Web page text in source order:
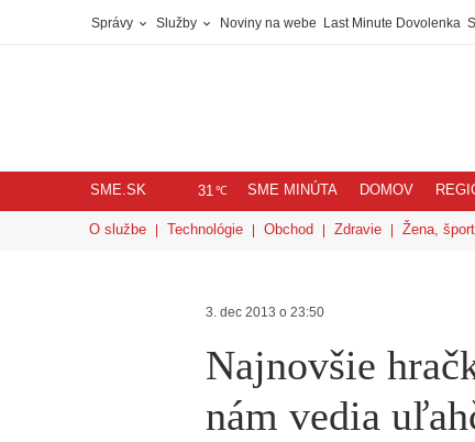
Správy Služby Noviny na webe Last Minute Dovolenka
SME.SK 31℃ SME MINÚTA DOMOV
O službe Technológie Obchod Zdravie Žena,
3. dec 2013 o 23:50
Najnovšie
nám vedia